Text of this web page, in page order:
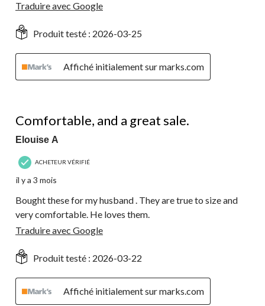
Traduire avec Google
Produit testé : 2026-03-25
Affiché initialement sur marks.com
Comfortable, and a great sale.
Elouise A
ACHETEUR VÉRIFIÉ
il y a 3 mois
Bought these for my husband . They are true to size and
very comfortable. He loves them.
Traduire avec Google
Produit testé : 2026-03-22
Affiché initialement sur marks.com